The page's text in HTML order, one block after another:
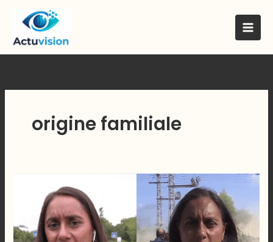
content
origine familiale